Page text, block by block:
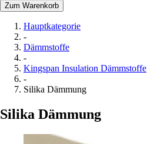
Zum Warenkorb
Hauptkategorie
-
Dämmstoffe
-
Kingspan Insulation Dämmstoffe
-
Silika Dämmung
Silika Dämmung